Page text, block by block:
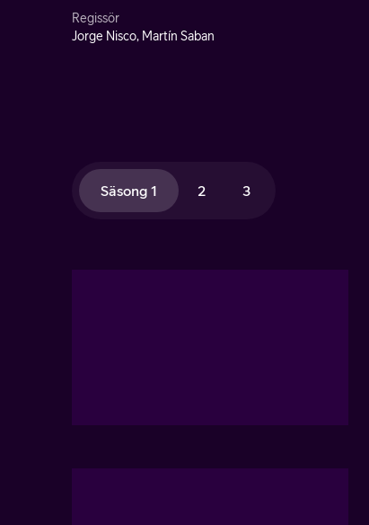
Regissör
Jorge Nisco, Martín Saban
Säsong 1 2 3